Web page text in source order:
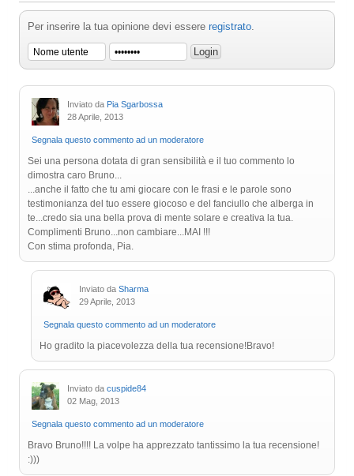
Per inserire la tua opinione devi essere registrato.
Inviato da Pia Sgarbossa
28 Aprile, 2013
Segnala questo commento ad un moderatore
Sei una persona dotata di gran sensibilità e il tuo commento lo
dimostra caro Bruno...
...anche il fatto che tu ami giocare con le frasi e le parole sono
testimonianza del tuo essere giocoso e del fanciullo che alberga in
te...credo sia una bella prova di mente solare e creativa la tua.
Complimenti Bruno...non cambiare...MAI !!!
Con stima profonda, Pia.
Inviato da Sharma
29 Aprile, 2013
Segnala questo commento ad un moderatore
Ho gradito la piacevolezza della tua recensione!Bravo!
Inviato da cuspide84
02 Mag, 2013
Segnala questo commento ad un moderatore
Bravo Bruno!!!! La volpe ha apprezzato tantissimo la tua recensione!
:)))